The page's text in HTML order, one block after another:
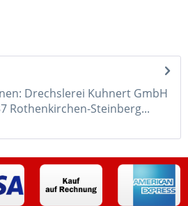
Drechslerei Kuhnert GmbH
Rothenkirchen-Steinberg...